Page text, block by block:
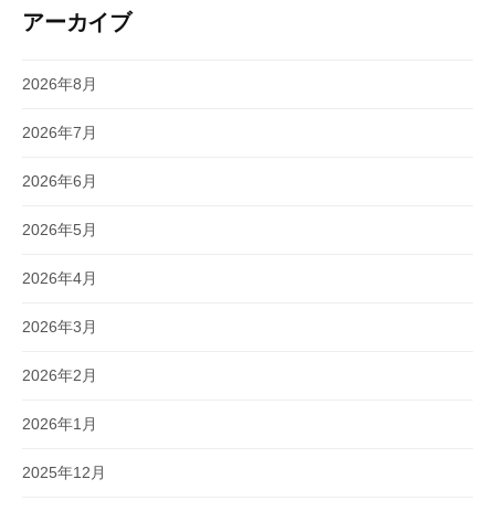
アーカイブ
2026年8月
2026年7月
2026年6月
2026年5月
2026年4月
2026年3月
2026年2月
2026年1月
2025年12月